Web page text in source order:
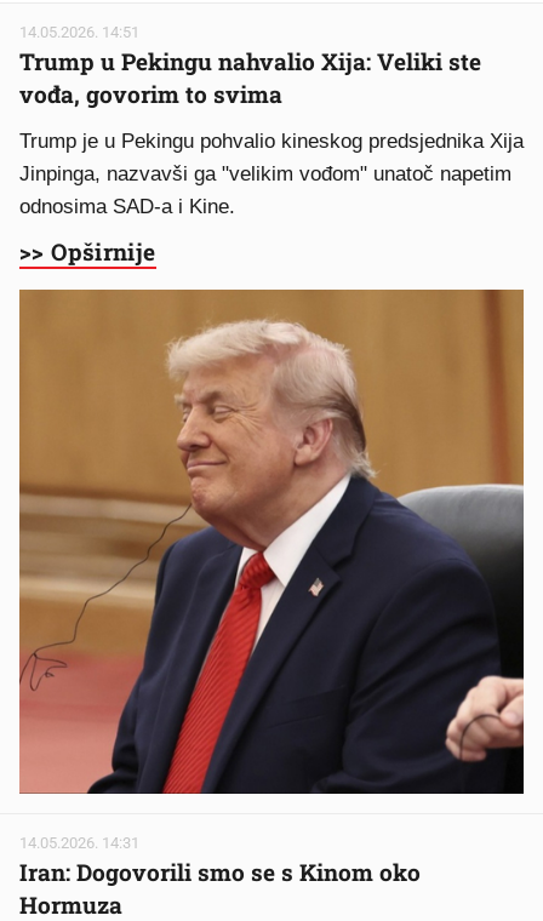
14.05.2026. 14:51
Trump u Pekingu nahvalio Xija: Veliki ste
vođa, govorim to svima
Trump je u Pekingu pohvalio kineskog predsjednika Xija
Jinpinga, nazvavši ga "velikim vođom" unatoč napetim
odnosima SAD-a i Kine.
>> Opširnije
14.05.2026. 14:31
Iran: Dogovorili smo se s Kinom oko
Hormuza